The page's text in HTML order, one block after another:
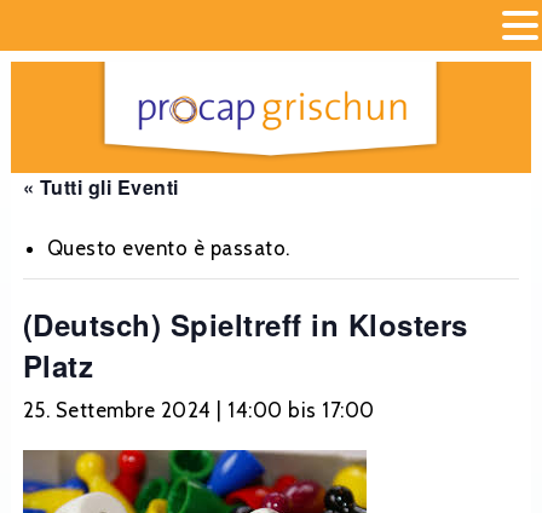
« Tutti gli Eventi
Questo evento è passato.
(Deutsch) Spieltreff in Klosters
Platz
25. Settembre 2024 | 14:00 bis 17:00